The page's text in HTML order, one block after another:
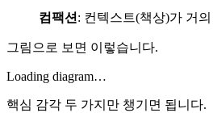
컴팩션 : 컨텍스트(책상)가 거
그림으로 보면 이렇습니다.
Loading diagram…
핵심 감각 두 가지만 챙기면 됩니다.